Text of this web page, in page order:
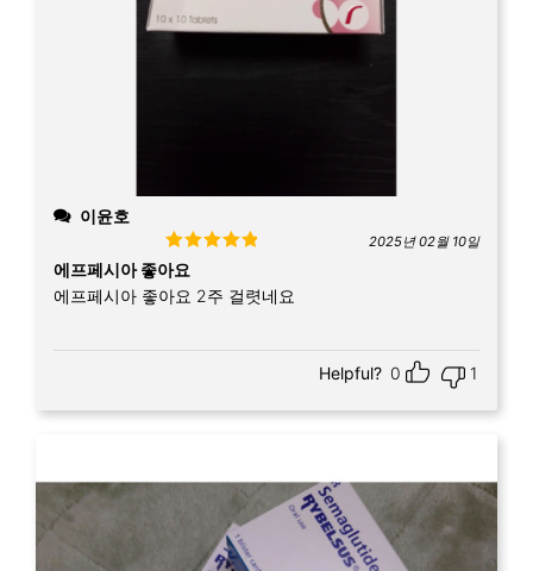
이윤호
Rated
of 5
2025년 02월 10일
에프페시아 좋아요
에프페시아 좋아요 2주 걸렷네요
Helpful? 0 1